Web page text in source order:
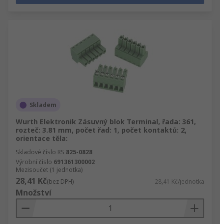
Skladem
Wurth Elektronik Zásuvný blok Terminal, řada: 361,
rozteč: 3.81 mm, počet řad: 1, počet kontaktů: 2,
orientace těla:
Skladové číslo RS 825-0828
Výrobní číslo 691361300002
Mezisoučet (1 jednotka)
28,41 Kč(bez DPH) 28,41 Kč/jednotka
Množství